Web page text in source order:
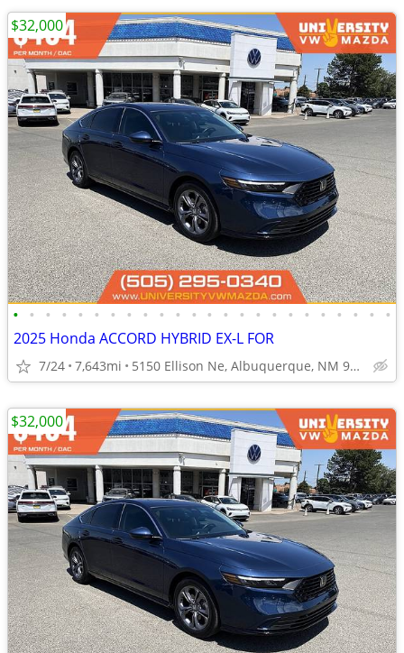
• • • • • • • • • • • • • • • • • • • • • • • •
2025 Honda ACCORD HYBRID EX-L FOR
7/24 7,643mi 5150 Ellison Ne, Albuquerque, NM 97109
$32,000
$32,000